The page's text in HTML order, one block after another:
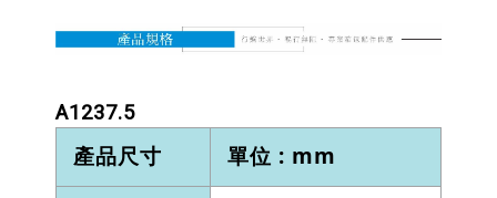
A1237.5
產品尺寸 單位 : mm